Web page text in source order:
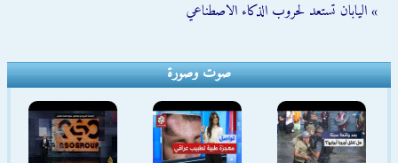
» اليابان تستعد لحروب الذكاء الاصطناعي
صوت وصورة